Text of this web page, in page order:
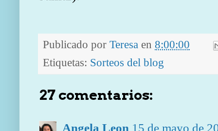
Publicado por Teresa en 8:00:00
Etiquetas: Sorteos del blog
27 comentarios:
Angela Leon 15 de mayo de